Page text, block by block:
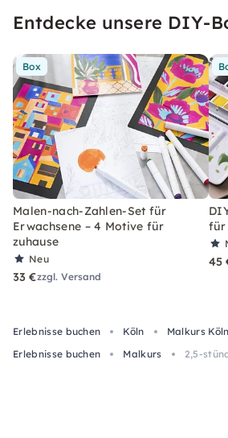
Entdecke unsere DIY-
Box
Malen-nach-Zahlen-Set für
Erwachsene – 4 Motive für
zuhause
Neu
33 €zzgl. Versand
für
45
Erlebnisse buchen Köln Malkurs Köln
Erlebnisse buchen
Malkurs 2,5-